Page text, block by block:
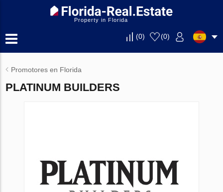
Property in Florida
(0) (0)
Promotores en Florida
PLATINUM BUILDERS